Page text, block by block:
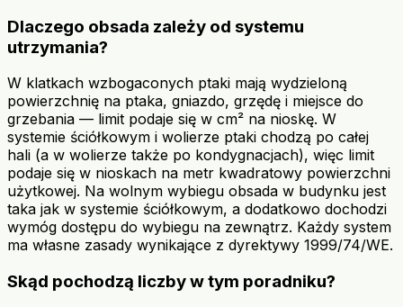
Dlaczego obsada zależy od systemu
utrzymania?
W klatkach wzbogaconych ptaki mają wydzieloną
powierzchnię na ptaka, gniazdo, grzędę i miejsce do
grzebania — limit podaje się w cm² na nioskę. W
systemie ściółkowym i wolierze ptaki chodzą po całej
hali (a w wolierze także po kondygnacjach), więc limit
podaje się w nioskach na metr kwadratowy powierzchni
użytkowej. Na wolnym wybiegu obsada w budynku jest
taka jak w systemie ściółkowym, a dodatkowo dochodzi
wymóg dostępu do wybiegu na zewnątrz. Każdy system
ma własne zasady wynikające z dyrektywy 1999/74/WE.
Skąd pochodzą liczby w tym poradniku?